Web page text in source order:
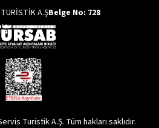
A.ŞBelge No: 728
Turistik A.Ş. Tüm hakları saklıdır.